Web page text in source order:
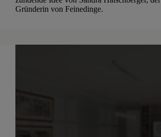
Gründerin von Feinedinge.